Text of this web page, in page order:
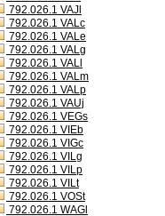
792.026.1 VAJl
792.026.1 VALc
792.026.1 VALe
792.026.1 VALg
792.026.1 VALl
792.026.1 VALm
792.026.1 VALp
792.026.1 VAUj
792.026.1 VEGs
792.026.1 VIEb
792.026.1 VIGc
792.026.1 VILg
792.026.1 VILp
792.026.1 VILt
792.026.1 VOSt
792.026.1 WAGl